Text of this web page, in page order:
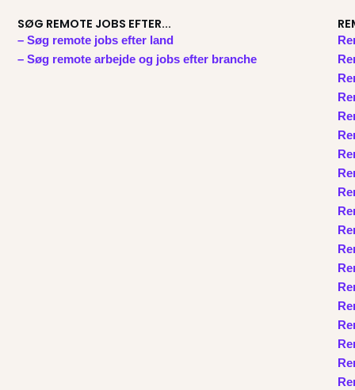
SØG REMOTE JOBS EFTER...
– Søg remote jobs efter land
– Søg remote arbejde og jobs efter branche